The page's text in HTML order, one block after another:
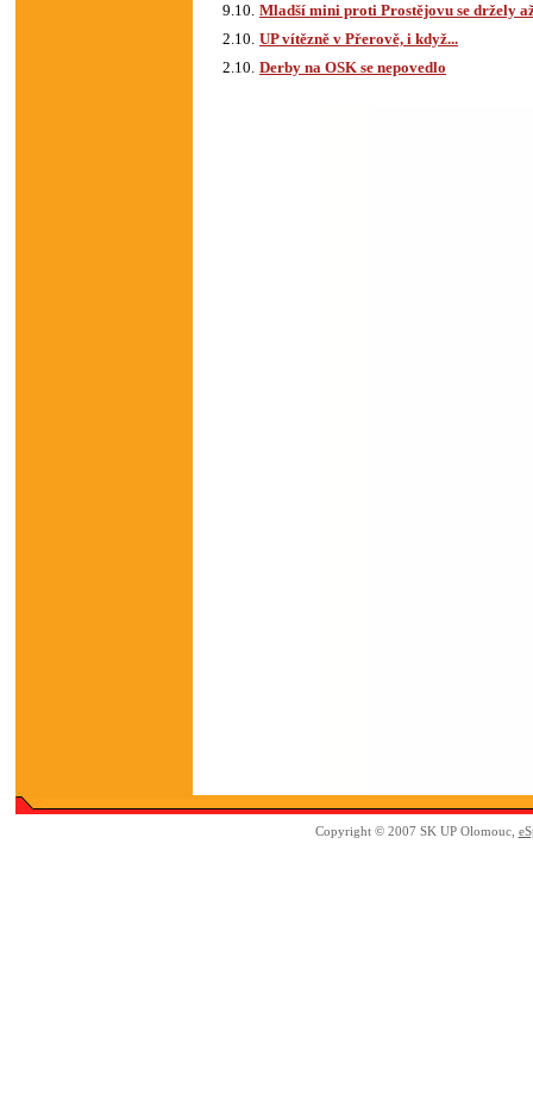
9.10. Mladší mini proti Prostějovu se držely
2.10. UP vítězně v Přerově, i když...
2.10. Derby na OSK se nepovedlo
Copyright © 2007 SK UP Olomouc,